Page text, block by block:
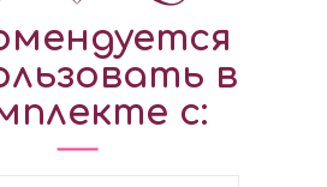
в
с: